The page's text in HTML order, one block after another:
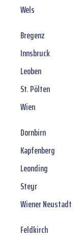
Wels
Bregenz
Innsbruck
Leoben
St. Pölten
Wien
Dornbirn
Kapfenberg
Leonding
Steyr
Wiener Neustadt
Feldkirch